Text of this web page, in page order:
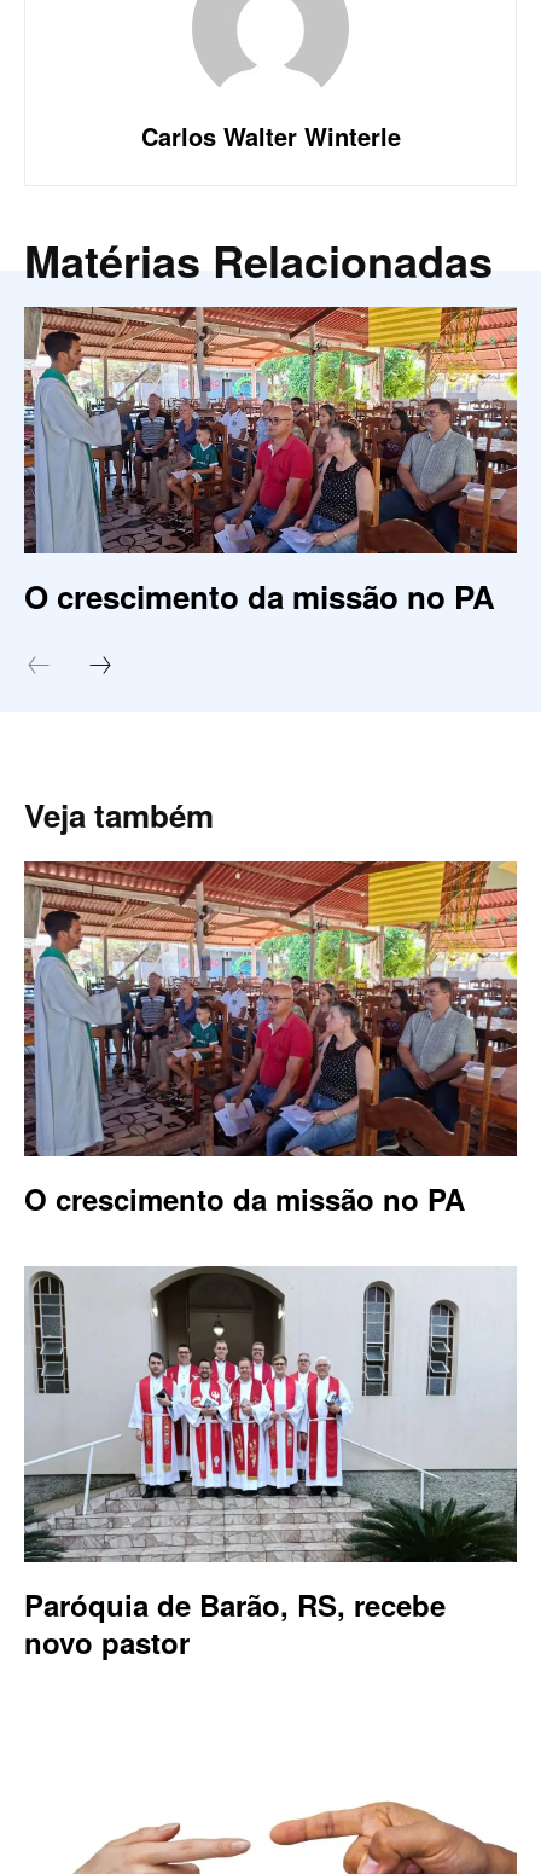
Carlos Walter Winterle
Matérias Relacionadas
O crescimento da missão no PA
Veja também
O crescimento da missão no PA
Paróquia de Barão, RS, recebe
novo pastor